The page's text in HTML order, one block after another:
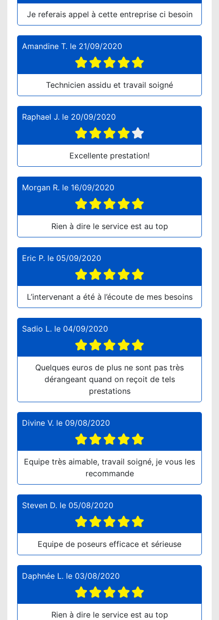
Je referais appel à cette entreprise ci besoin
Amandine T. le 21/09/2020
Technicien assidu et travail soigné
Raphael J. le 20/09/2020
Excellente prestation!
Morgan R. le 16/09/2020
Rien à dire le service est au top
Eric P. le 05/09/2020
L’intervenant a été à l’écoute de mes besoins
Sadio L. le 04/09/2020
Quelques euros de plus ne sont pas très
dérangeant quand on reçoit de tels
prestations
Divine V. le 09/08/2020
Equipe très aimable, travail soigné, je vous les
recommande
Steven D. le 05/08/2020
Equipe de poseurs efficace et sérieuse
Daphnée L. le 03/08/2020
Rien à dire le service est au top